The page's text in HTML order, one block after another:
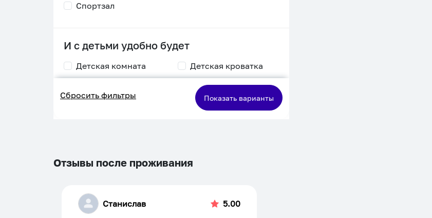
Спортзал
И с детьми удобно будет
Детская комната
кормления
Детская кроватка
Двухъярусная
кровать
Сбросить фильтры Показать варианты
Отзывы после проживания
Станислав 5.00